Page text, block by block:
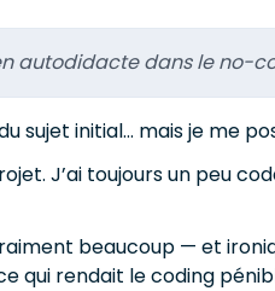
autodidacte dans le no-
sujet initial… mais je me
J’ai toujours un peu
beaucoup — et
qui rendait le coding